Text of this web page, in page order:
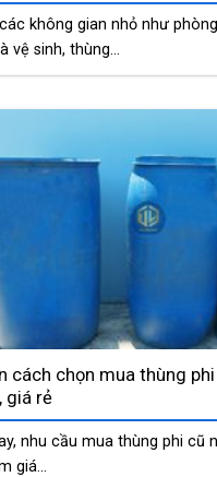
không gian nhỏ như
vệ sinh, thùng...
cách chọn mua thùng
giá rẻ
nhu cầu mua thùng phi cũ
giá...